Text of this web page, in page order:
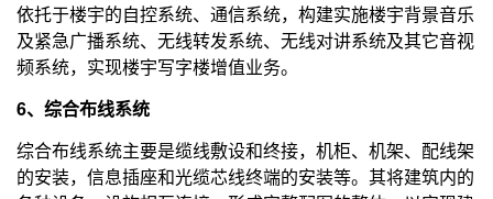
依托于楼宇的自控系统、通信系统，构建实施楼宇背景音乐
及紧急广播系统、无线转发系统、无线对讲系统及其它音视
频系统，实现楼宇写字楼增值业务。
6、综合布线系统
综合布线系统主要是缆线敷设和终接，机柜、机架、配线架
的安装，信息插座和光缆芯线终端的安装等。其将建筑内的